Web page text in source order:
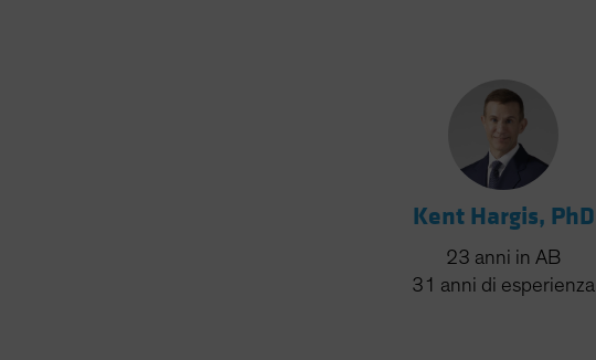
Kent Hargis, PhD
23 anni in AB
31 anni di esperienza